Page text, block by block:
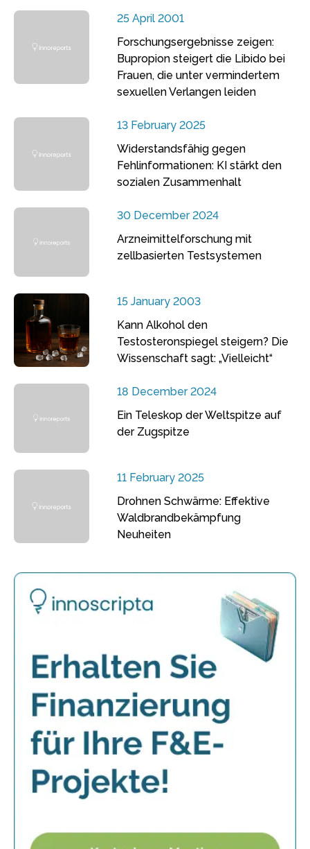
25 April 2001
Forschungsergebnisse zeigen:
Bupropion steigert die Libido bei
Frauen, die unter vermindertem
sexuellen Verlangen leiden
13 February 2025
Widerstandsfähig gegen
Fehlinformationen: KI stärkt den
sozialen Zusammenhalt
30 December 2024
Arzneimittelforschung mit
zellbasierten Testsystemen
15 January 2003
Kann Alkohol den
Testosteronspiegel steigern? Die
Wissenschaft sagt: „Vielleicht“
18 December 2024
Ein Teleskop der Weltspitze auf
der Zugspitze
11 February 2025
Drohnen Schwärme: Effektive
Waldbrandbekämpfung
Neuheiten